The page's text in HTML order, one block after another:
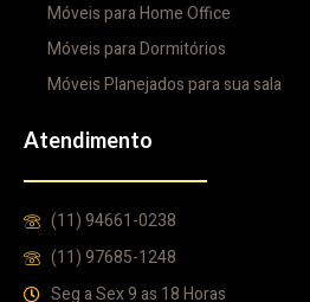
Móveis para Home Office
Móveis para Dormitórios
Móveis Planejados para sua sala
Atendimento
(11) 94661-0238
(11) 97685-1248
Seg a Sex 9 as 18 Horas